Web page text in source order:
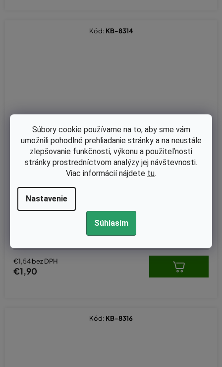
Súbory cookie používame na to, aby sme vám
umožnili pohodlné prehliadanie stránky a na neustále
zlepšovanie funkčnosti, výkonu a použiteľnosti
stránky prostredníctvom analýzy jej návštevnosti.
Viac informácií nájdete tu.
Nastavenie
Súhlasím
Tesnenie valca Dolmar 111, 115 nahrádza originál 965525041
€1,54 bez DPH
€1,90
Kód: KB-8314
Kód: KB-8316